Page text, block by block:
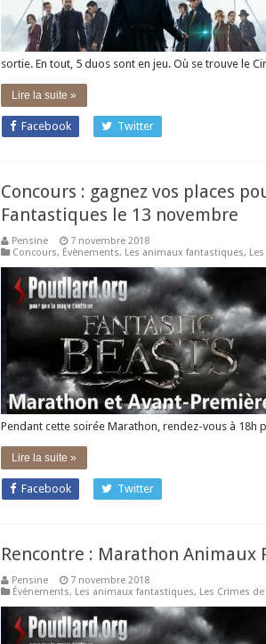
sortie. En tout, 5 duos sont en jeu. Où se trouve le
Lire la suite »
Facebook Twitter
Concours : gagnez vos places
Fantastiques le 13 novembre
Pensine
7 novembre 2018
Concours, Évènements, Les animaux fantastiques,
Pendant cette soirée Marathon, rendez-vous à
Lire la suite »
Facebook Twitter
Rencontre : Marathon Animaux
Pensine
7 novembre 2018
Évènements, Les animaux fantastiques, Les Crimes